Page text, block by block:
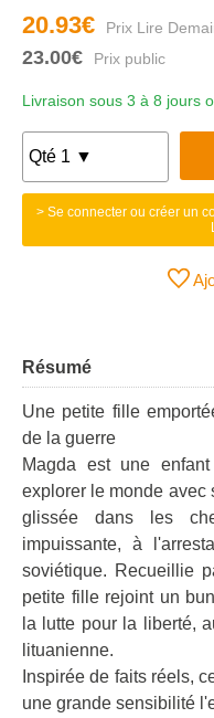
20.93€
23.00€
Livraison sous 3 à 8 jours
> Se connecter ou créer un
Résumé
Une petite fille
de la guerre
Magda est une
explorer le monde avec
glissée dans les
impuissante, à
soviétique. Recueillie
petite fille rejoint un
la lutte pour la liberté,
lituanienne.
Inspirée de faits réels,
une grande sensibilité